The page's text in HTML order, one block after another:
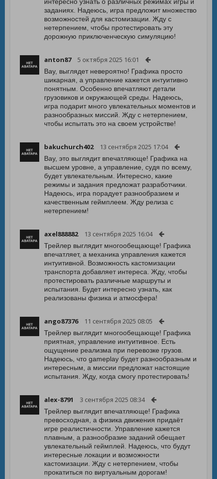
заданиях. Надеюсь, игра предложит множество
возможностей для кастомизации. Жду с
нетерпением, чтобы протестировать эту
дорожную приключенческую симуляцию!
anton87 5 октября 2025 16:01
Вау, выглядет невероятно! Графика просто
шикарная, а управление кажется интуитивно
понятным. Особенно впечатляют детали
грузовиков и окружающей среды. Надеюсь,
игра подарит много увлекательных моментов и
разнообразных миссий. Жду с нетерпением,
чтобы испытать это на своем устройстве!
bakuchurch402 13 сентября 2025 17:04
Вау, это выглядит впечатляюще! Графика на
высшем уровне, а управление, судя по всему,
будет увлекательным. Интересно, какие
режимы и задания предложат разработчики.
Надеюсь, игра порадует разнообразием и
качественным геймплеем. Жду релиза с
нетерпением!
axel888882 13 сентября 2025 16:04
Трейлер выглядит многообещающе! Графика
впечатляет, а механика управления кажется
интуитивной. Возможность кастомизации
транспорта добавляет интереса. Жду, чтобы
протестировать различные маршруты и
испытания. Будет интересно узнать, как
реализованы физика и атмосфера!
ango87376 11 сентября 2025 08:05
Трейлер выглядит многообещающе! Графика
приятная, управление интуитивное. Есть
ощущение реализма при перевозке грузов.
Надеюсь, что gameplay будет разнообразным и
интересным, а миссии предложат настоящие
испытания. Жду, когда смогу протестировать!
alex-8791 3 сентября 2025 08:34
Трейлер выглядит впечатляюще! Графика
превосходная, а физика движения придаёт
игре реалистичности. Управление кажется
плавным, а разнообразие заданий обещает
увлекательный геймплей. Надеюсь, что будут
интересные локации и возможности
кастомизации. Жду с нетерпением, чтобы
прокатиться по виртуальным дорогам!